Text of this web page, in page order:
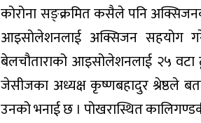
कोरोना सङ्क्रमित कसैले पनि
आइसोलेशनलाई अक्सिजन सहयोग
बेलचौताराको आइसोलेशनलाई २५
जेसीजका अध्यक्ष कृष्णबहादुर श्रेष्ठले
उनको भनाई छ । पोखरास्थित